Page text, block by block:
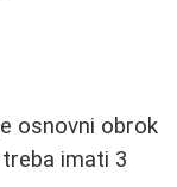
osnovni obrok
imati 3